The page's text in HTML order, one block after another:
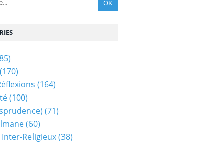
(170)
(164)
(100)
(71)
(60)
Religieux(38)